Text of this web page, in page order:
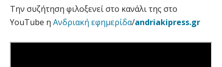
Την συζήτηση φιλοξενεί στο κανάλι της στο
YouTube η Ανδριακή εφημερίδα/andriakipress.gr